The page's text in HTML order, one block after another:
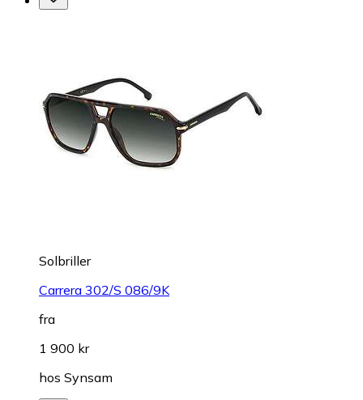
Solbriller
Carrera 302/S 086/9K
fra
1 900 kr
hos Synsam